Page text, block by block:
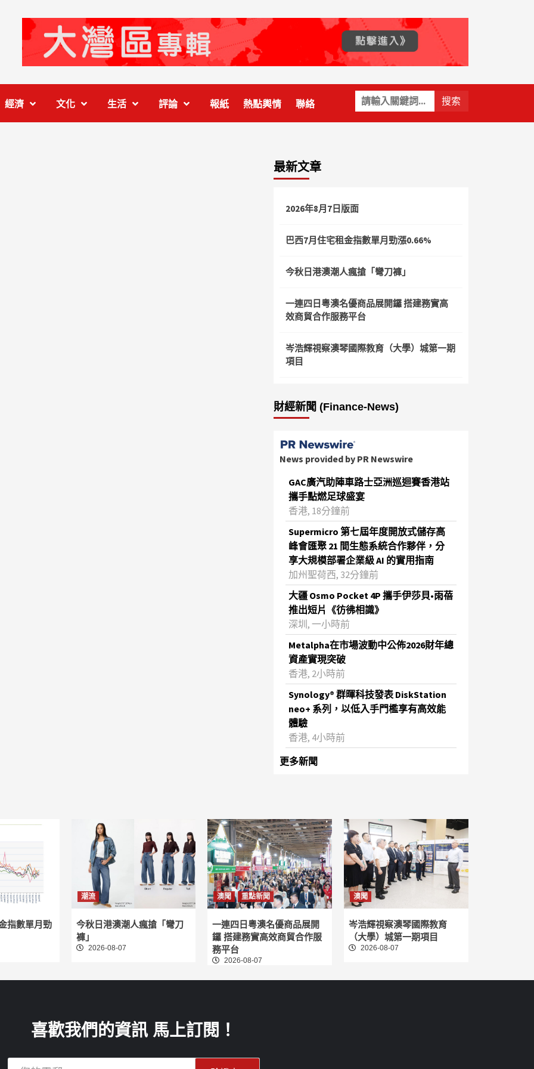
關
鍵
字:
經濟 文化 生活 評論 報紙 熱點輿情 聯絡
最新文章
2026年8月7日版面
巴西7月住宅租金指數單月勁漲0.66%
今秋日港澳潮人瘋搶「彎刀褲」
一連四日粵澳名優商品展開鑼 搭建務實高
效商貿合作服務平台
岑浩輝視察澳琴國際教育（大學）城第一期
項目
財經新聞 (Finance-News)
News provided by PR Newswire
GAC廣汽助陣車路士亞洲巡迴賽香港站
攜手點燃足球盛宴
香港, 18分鐘前
Supermicro 第七屆年度開放式儲存高
峰會匯聚 21 間生態系統合作夥伴，分
享大規模部署企業級 AI 的實用指南
加州聖荷西, 32分鐘前
大疆 Osmo Pocket 4P 攜手伊莎貝•雨蓓
推出短片《彷彿相識》
深圳, 一小時前
Metalpha在市場波動中公佈2026財年總
資產實現突破
‌香港, 2小時前
Synology® 群暉科技發表 DiskStation
neo+ 系列，以低入手門檻享有高效能
體驗
香港, 4小時前
更多新聞
指數單月勁
潮流
今秋日港澳潮人瘋搶「彎刀
褲」
2026-08-07
澳聞 重點新聞
一連四日粵澳名優商品展開
鑼 搭建務實高效商貿合作服
務平台
2026-08-07
澳聞
岑浩輝視察澳琴國際教育
（大學）城第一期項目
2026-08-07
喜歡我們的資訊 馬上訂閱！